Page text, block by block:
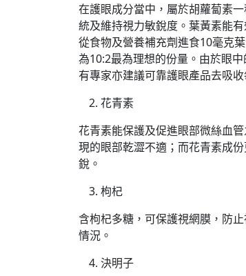
在護眼成分當中，屬於胡蘿蔔素
統及維持視力敏銳度。葉黃素能
從食物及營養補充劑進食10毫克
為10:2最為理想的份量。由於眼
有專家亦建議可靠護眼產品去吸
花青素
花青素能保護及促進眼部微絲血
現的眼部乾澀不適；而花青素成
銳。
枸杞
含枸杞多糖，可保護視網膜，防
情況。
決明子